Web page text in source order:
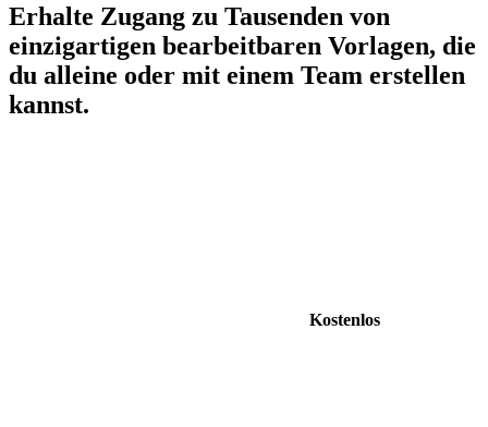
Erhalte Zugang zu Tausenden von
einzigartigen bearbeitbaren Vorlagen, die
du alleine oder mit einem Team erstellen
kannst.
Kostenlos